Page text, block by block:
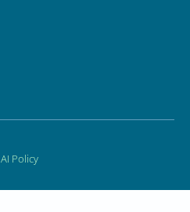
AI Policy